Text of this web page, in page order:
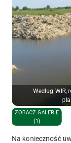
Według
ZOBACZ GALERIĘ
(1)
Na konieczność